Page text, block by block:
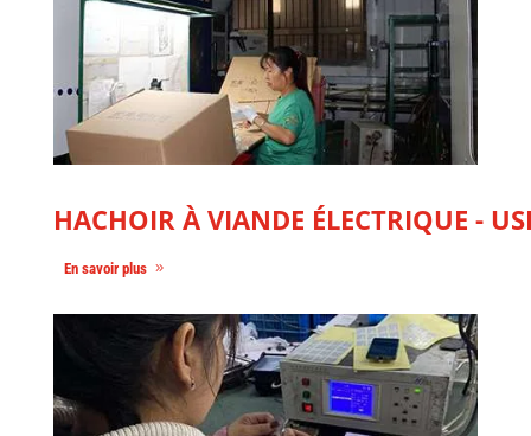
HACHOIR À VIANDE ÉLECTRIQUE -
En savoir plus